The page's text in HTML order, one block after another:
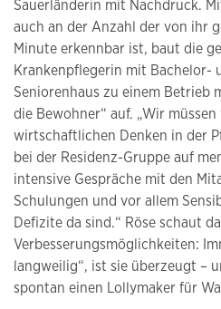
Sauerländerin mit Nachdruck.
auch an der Anzahl der von ihr
Minute erkennbar ist, baut die
Krankenpflegerin mit Bachelor-
Seniorenhaus zu einem Betrieb
die Bewohner“ auf. „Wir
wirtschaftlichen Denken in der
bei der Residenz-Gruppe auf
intensive Gespräche mit den
Schulungen und vor allem
Defizite da sind.“ Röse schaut
Verbesserungsmöglichkeiten:
langweilig“, ist sie überzeugt –
spontan einen Lollymaker für